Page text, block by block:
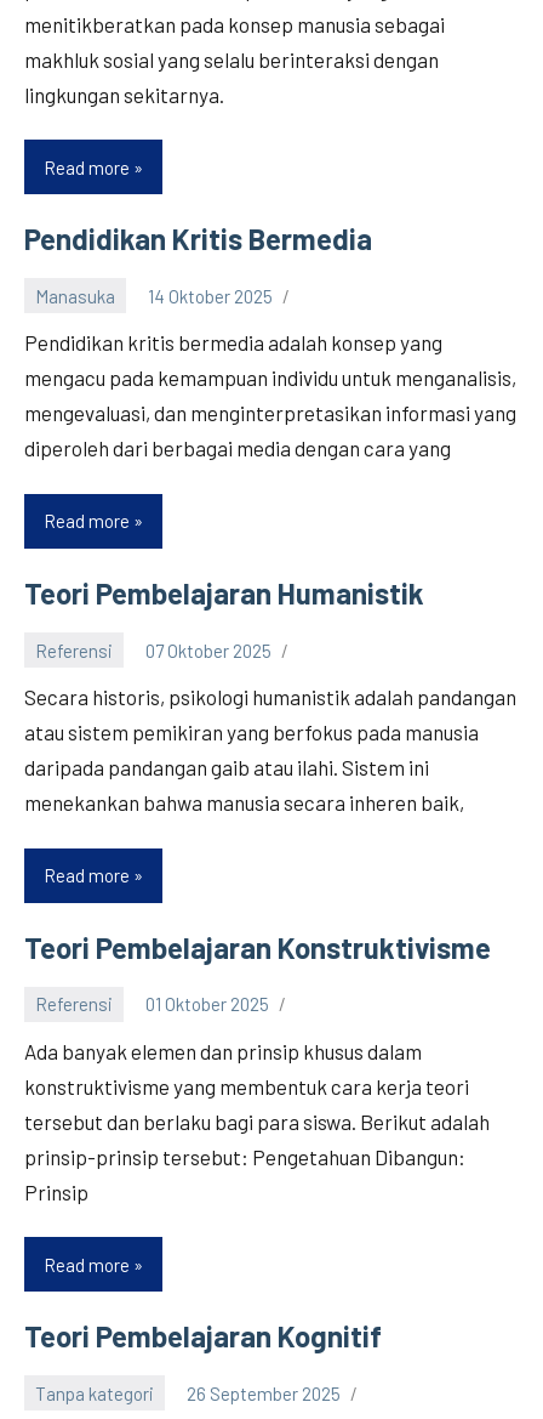
Bersama
EF
EFEKTA
menitikberatkan pada konsep manusia sebagai
makhluk sosial yang selalu berinteraksi dengan
lingkungan sekitarnya.
Read more Teori
Pendidikan
Interaksional
Pendidikan Kritis Bermedia
Manasuka 14 Oktober 2025
Pendidikan kritis bermedia adalah konsep yang
mengacu pada kemampuan individu untuk menganalisis,
mengevaluasi, dan menginterpretasikan informasi yang
diperoleh dari berbagai media dengan cara yang
Read more Pendidikan
Kritis
Bermedia
Teori Pembelajaran Humanistik
Referensi 07 Oktober 2025
Secara historis, psikologi humanistik adalah pandangan
atau sistem pemikiran yang berfokus pada manusia
daripada pandangan gaib atau ilahi. Sistem ini
menekankan bahwa manusia secara inheren baik,
Read more Teori
Pembelajaran
Humanistik
Teori Pembelajaran Konstruktivisme
Referensi 01 Oktober 2025
Ada banyak elemen dan prinsip khusus dalam
konstruktivisme yang membentuk cara kerja teori
tersebut dan berlaku bagi para siswa. Berikut adalah
prinsip-prinsip tersebut: Pengetahuan Dibangun:
Prinsip
Read more Teori
Pembelajaran
Konstruktivisme
Teori Pembelajaran Kognitif
Tanpa kategori 26 September 2025